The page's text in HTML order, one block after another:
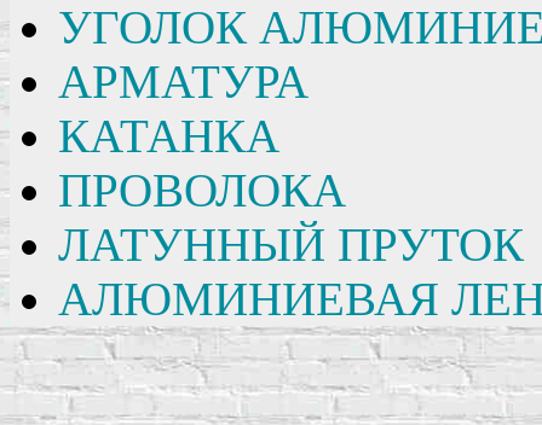
УГОЛОК
АРМАТУРА
КАТАНКА
ПРОВОЛОКА
ЛАТУННЫЙ ПРУТОК
АЛЮМИНИЕВАЯ